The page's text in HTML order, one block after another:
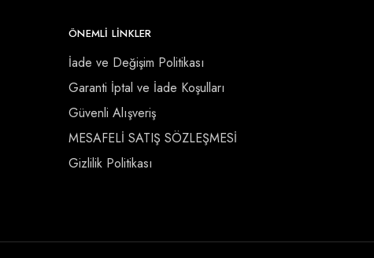
ÖNEMLI LINKLER
İade ve Değişim Politikası
Garanti İptal ve İade Koşulları
Güvenli Alışveriş
MESAFELİ SATIŞ SÖZLEŞMESİ
Gizlilik Politikası